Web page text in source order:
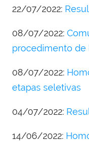
22/07/2022:
08/07/2022:
procedimento de
08/07/2022:
etapas seletivas
04/07/2022:
14/06/2022: